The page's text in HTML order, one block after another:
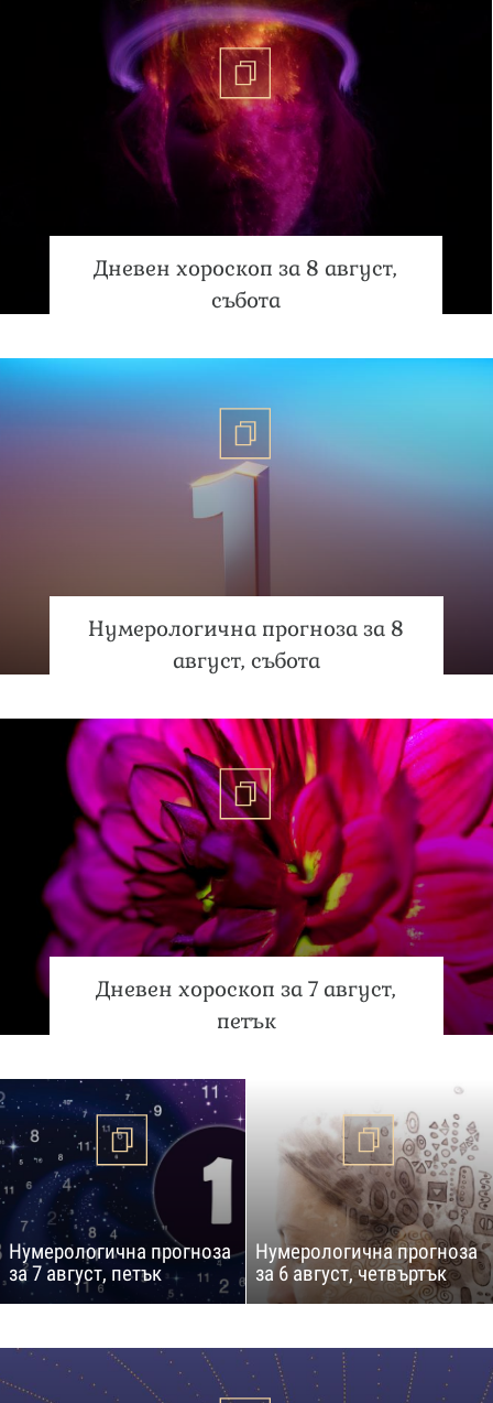
Дневен хороскоп за 8 август,
събота
Нумерологична прогноза за 8
август, събота
Дневен хороскоп за 7 август,
петък
Нумерологична прогноза
за 7 август, петък
Нумерологична прогноза
за 6 август, четвъртък